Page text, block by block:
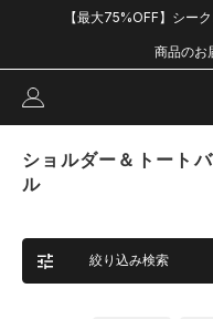
【最大75%OFF】シー
商品のお
ショルダー＆トート
ル
絞り込み検索